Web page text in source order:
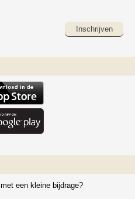
Inschrijven
met een kleine bijdrage?